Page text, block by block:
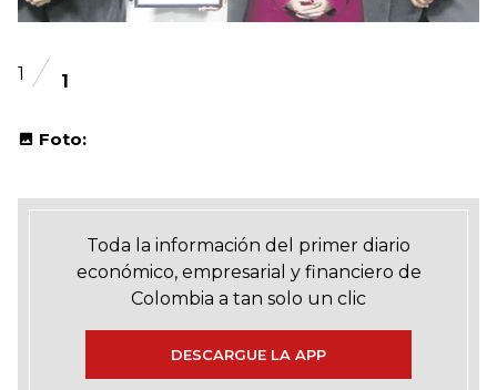
1 1
Foto:
Toda la información del primer diario
económico, empresarial y financiero de
Colombia a tan solo un clic
DESCARGUE LA APP